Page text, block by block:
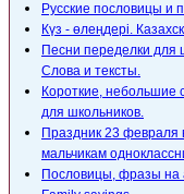
Русские пословицы и
Күз - өлеңдері.
Песни переделки для
Слова и тексты.
Короткие, небольшие
для школьников.
Праздник 23 февраля
мальчикам
Пословицы, фразы на